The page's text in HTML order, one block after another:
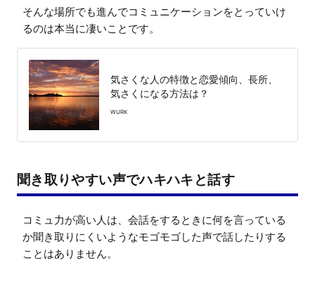
そんな場所でも進んでコミュニケーションをとっていけ
るのは本当に凄いことです。
気さくな人の特徴と恋愛傾向、長所、
気さくになる方法は？
WURK
聞き取りやすい声でハキハキと話す
コミュ力が高い人は、会話をするときに何を言っている
か聞き取りにくいようなモゴモゴした声で話したりする
ことはありません。